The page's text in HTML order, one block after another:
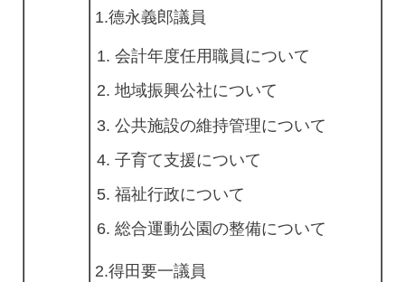
1.德永義郎議員
会計年度任用職員について
地域振興公社について
公共施設の維持管理について
子育て支援について
福祉行政について
総合運動公園の整備について
2.得田要一議員